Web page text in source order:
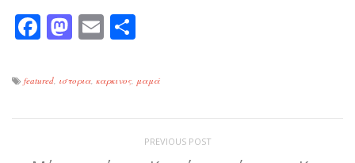
Facebook
Mastodon
Email
featured, ιστορια, καρκινος, μαμά
PREVIOUS POST